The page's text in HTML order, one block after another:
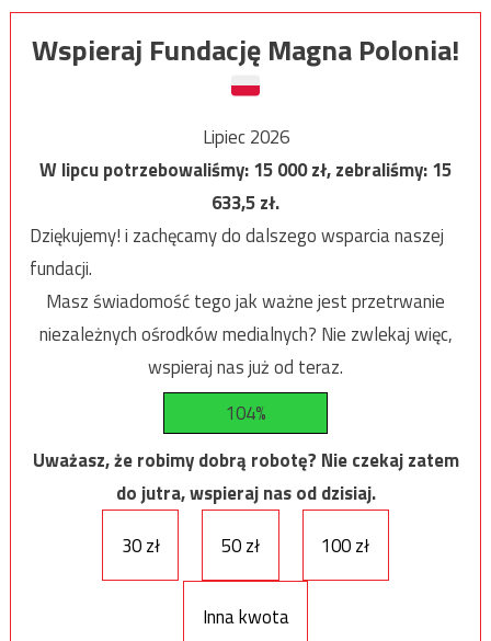
Wspieraj Fundację Magna Polonia!
Lipiec 2026
W lipcu potrzebowaliśmy:15 000zł, zebraliśmy:15
633,5zł.
Dziękujemy! i zachęcamy do dalszego wsparcia naszej
fundacji.
Masz świadomość tego jak ważne jest przetrwanie
niezależnych ośrodków medialnych? Nie zwlekaj więc,
wspieraj nas już od teraz.
104%
Uważasz, że robimy dobrą robotę? Nie czekaj zatem
do jutra, wspieraj nas od dzisiaj.
30 zł
50 zł 100 zł
Inna kwota